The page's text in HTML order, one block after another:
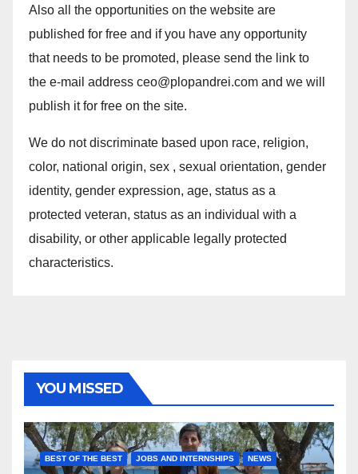
Also all the opportunities on the website are
published for free and if you have any opportunity
that needs to be promoted, please send the link to
the e-mail address ceo@plopandrei.com and we will
publish it for free on the site.
We do not discriminate based upon race, religion,
color, national origin, sex , sexual orientation, gender
identity, gender expression, age, status as a
protected veteran, status as an individual with a
disability, or other applicable legally protected
characteristics.
YOU MISSED
BEST OF THE BEST JOBS AND INTERNSHIPS NEWS